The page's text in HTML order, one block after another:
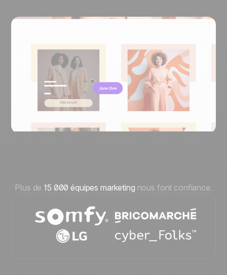
Plus de 15 000 équipes marketing nous font confiance.